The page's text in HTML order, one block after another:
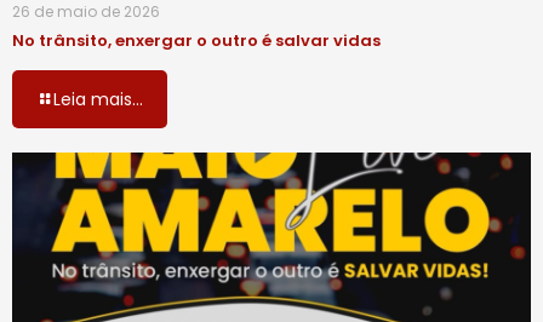
26 de maio de 2026
No trânsito, enxergar o outro é salvar vidas
Leia mais...